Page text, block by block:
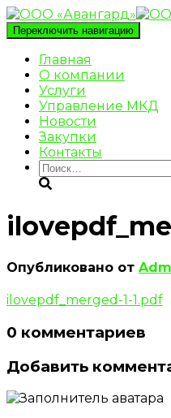
Переключить навигацию
Главная
О компании
Услуги
Управление МКД
Новости
Закупки
Контакты
Найти:
Опубликовано от
ilovepdf_merged-1-1.pdf
0 комментариев
Добавить